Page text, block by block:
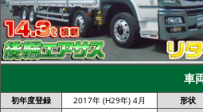
車
初年度登録 2017年 (H29年) 4月 形状